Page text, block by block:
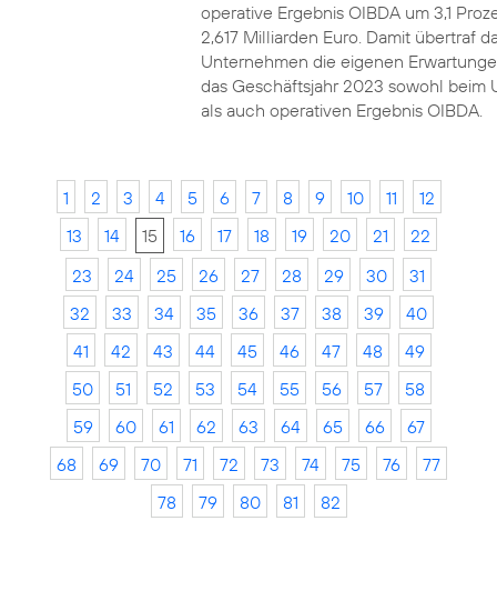
operative Ergebnis OIBDA um 3,1
2,617 Milliarden Euro. Damit übertraf
Unternehmen die eigenen
das Geschäftsjahr 2023 sowohl beim
als auch operativen Ergebnis OIBDA.
1 2 3 4 5 6 7 8 9 10 11
12
13
14 15 16 17 18 19 20 21
22
23
24 25 26 27 28 29 30
31
32
33 34 35 36 37 38 39
40
41
42 43 44 45 46 47 48
49
50
51 52 53 54 55 56 57
58
59
60 61 62 63 64 65 66
67
68
69 70 71 72 73 74 75 76
77
78
79 80 81 82